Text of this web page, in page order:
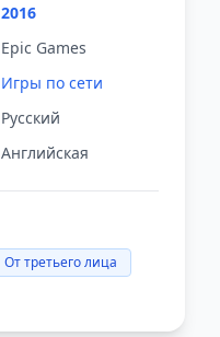
2016
Epic Games
Игры по сети
Русский
Английская
От третьего лица